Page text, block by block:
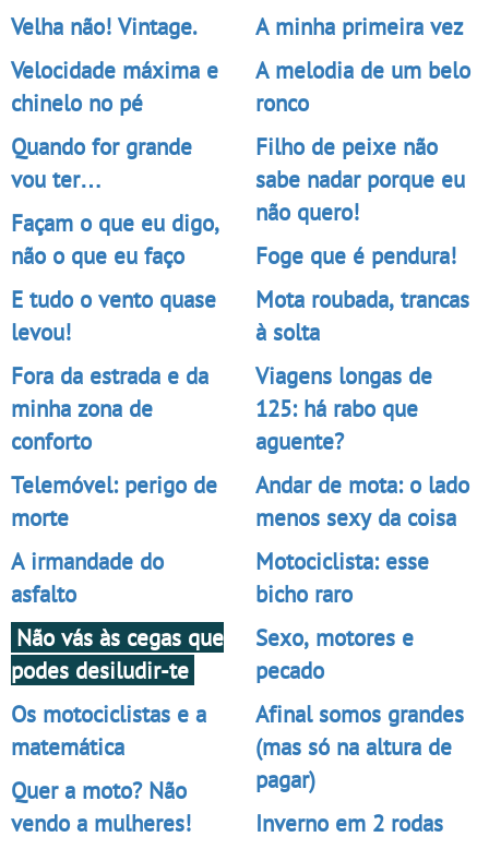
Velha não! Vintage.
Velocidade máxima e
chinelo no pé
Quando for grande
vou ter…
Façam o que eu digo,
não o que eu faço
E tudo o vento quase
levou!
Fora da estrada e da
minha zona de
conforto
Telemóvel: perigo de
morte
A irmandade do
asfalto
Não vás às cegas que
podes desiludir-te
Os motociclistas e a
matemática
Quer a moto? Não
vendo a mulheres!
A minha primeira vez
A melodia de um belo
ronco
Filho de peixe não
sabe nadar porque eu
não quero!
Foge que é pendura!
Mota roubada, trancas
à solta
Viagens longas de
125: há rabo que
aguente?
Andar de mota: o lado
menos sexy da coisa
Motociclista: esse
bicho raro
Sexo, motores e
pecado
Afinal somos grandes
(mas só na altura de
pagar)
Inverno em 2 rodas